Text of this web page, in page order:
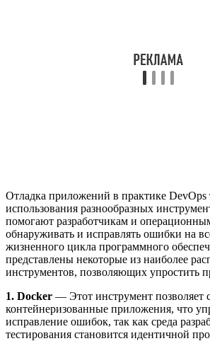
Отладка приложений в практике DevOps
использования разнообразных
помогают разработчикам и
обнаруживать и исправлять ошибки на
жизненного цикла программного
представлены некоторые из наиболее
инструментов, позволяющих упростить
1. Docker — Этот инструмент позволяет
контейнеризованные приложения, что
исправление ошибок, так как среда
тестирования становится идентичной